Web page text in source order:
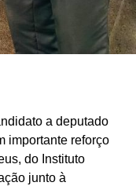
a deputado
importante reforço
do Instituto
junto à